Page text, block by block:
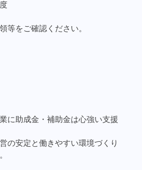
等をご確認ください。
に助成金・補助金は心強い支援
の安定と働きやすい環境づくり